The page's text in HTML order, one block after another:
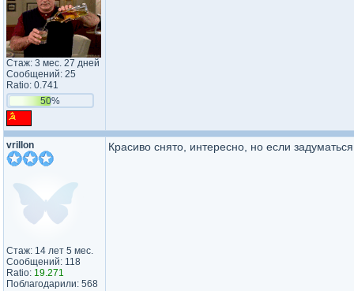
Стаж: 3 мес. 27 дней
Сообщений: 25
Ratio: 0.741
50%
vrillon
Стаж: 14 лет 5 мес.
Сообщений: 118
Ratio: 19.271
Поблагодарили: 568
Красиво снято, интересно, но если